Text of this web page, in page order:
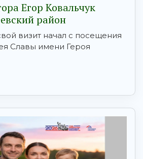
Егор Ковальчук
район
визит начал с посещения
Славы имени Героя